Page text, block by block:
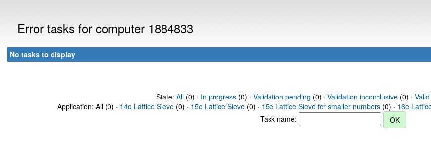
Error tasks for computer 1884833
No tasks to display
State: All(0) · In progress(0) · Validation pending (0) · Validation inconclusive(0) · Valid
Application: All (0) · 14e Lattice Sieve (0) · 15e Lattice Sieve (0) · 15e Lattice Sieve for smaller numbers (0) · 16e
Task name: